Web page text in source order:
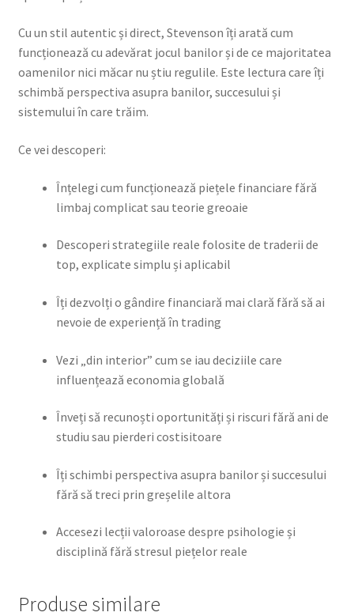
Cu un stil autentic și direct, Stevenson îți arată cum
funcționează cu adevărat jocul banilor și de ce majoritatea
oamenilor nici măcar nu știu regulile. Este lectura care îți
schimbă perspectiva asupra banilor, succesului și
sistemului în care trăim.
Ce vei descoperi:
Înțelegi cum funcționează piețele financiare fără
limbaj complicat sau teorie greoaie
Descoperi strategiile reale folosite de traderii de
top, explicate simplu și aplicabil
Îți dezvolți o gândire financiară mai clară fără să ai
nevoie de experiență în trading
Vezi „din interior” cum se iau deciziile care
influențează economia globală
Înveți să recunoști oportunități și riscuri fără ani de
studiu sau pierderi costisitoare
Îți schimbi perspectiva asupra banilor și succesului
fără să treci prin greșelile altora
Accesezi lecții valoroase despre psihologie și
disciplină fără stresul piețelor reale
Produse similare